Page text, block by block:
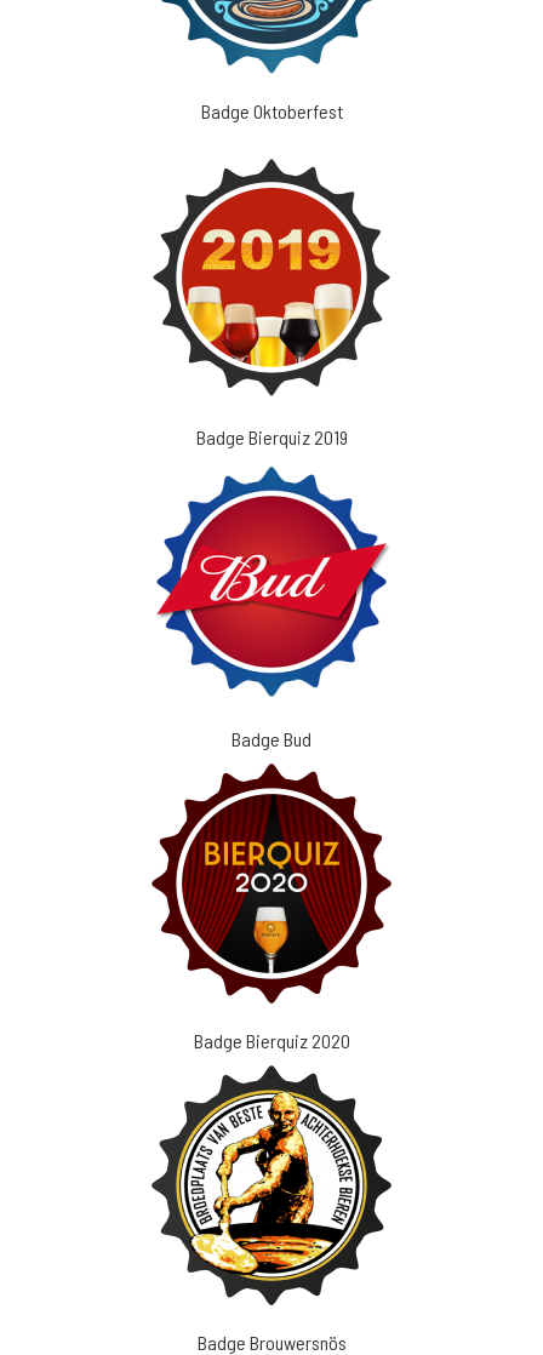
Badge Oktoberfest
Badge Bierquiz 2019
Badge Bud
Badge Bierquiz 2020
Badge Brouwersnös